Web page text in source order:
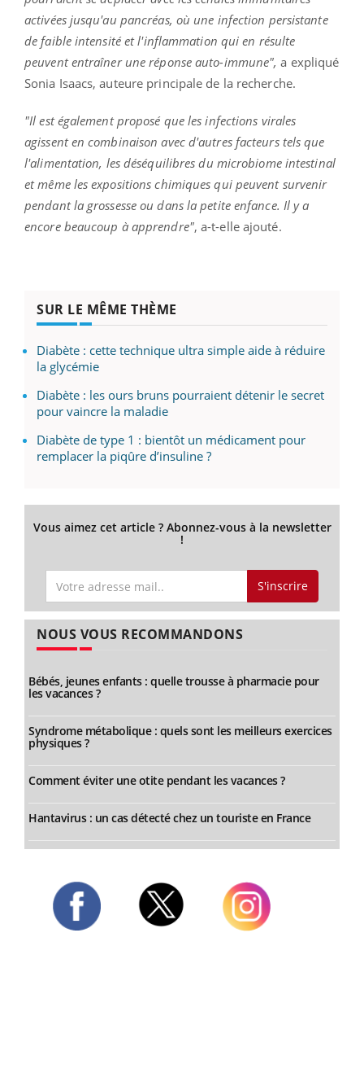
activées jusqu'au pancréas, où une infection persistante
de faible intensité et l'inflammation qui en résulte
peuvent entraîner une réponse auto-immune", a expliqué
Sonia Isaacs, auteure principale de la recherche.
"Il est également proposé que les infections virales
agissent en combinaison avec d'autres facteurs tels que
l'alimentation, les déséquilibres du microbiome intestinal
et même les expositions chimiques qui peuvent survenir
pendant la grossesse ou dans la petite enfance. Il y a
encore beaucoup à apprendre", a-t-elle ajouté.
SUR LE MÊME THÈME
Diabète : cette technique ultra simple aide à réduire
la glycémie
Diabète : les ours bruns pourraient détenir le secret
pour vaincre la maladie
Diabète de type 1 : bientôt un médicament pour
remplacer la piqûre d’insuline ?
Vous aimez cet article ? Abonnez-vous à la newsletter
!
S'inscrire
NOUS VOUS RECOMMANDONS
Bébés, jeunes enfants : quelle trousse à pharmacie pour
les vacances ?
Syndrome métabolique : quels sont les meilleurs exercices
physiques ?
Comment éviter une otite pendant les vacances ?
Hantavirus : un cas détecté chez un touriste en France